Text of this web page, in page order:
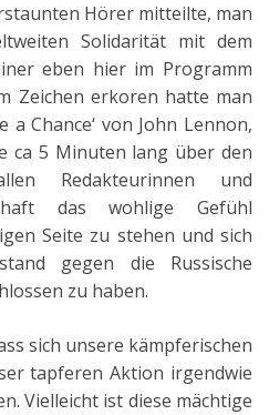
Hörer mitteilte, man
Solidarität mit dem
eben hier im Programm
Zeichen erkoren hatte man
a Chance‘ von John Lennon,
ca 5 Minuten lang über den
Redakteurinnen und
das wohlige Gefühl
Seite zu stehen und sich
gegen die Russische
zu haben.
sich unsere kämpferischen
tapferen Aktion irgendwie
Vielleicht ist diese mächtige